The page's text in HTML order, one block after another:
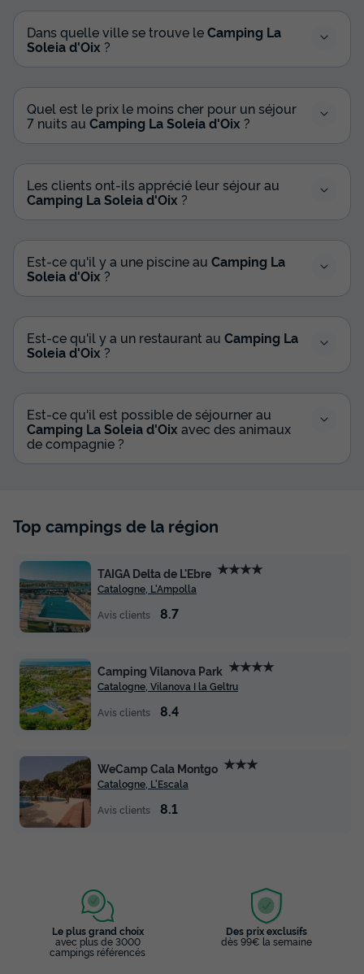
Dans quelle ville se trouve leCamping La
Soleia d'Oix ?
Quel est le prix le moins cher pour un séjour
7 nuits au Camping La Soleia d'Oix ?
Les clients ont-ils apprécié leur séjour au
Camping La Soleia d'Oix ?
Est-ce qu'il y a une piscine au Camping La
Soleia d'Oix?
Est-ce qu'il y a un restaurant au Camping La
Soleia d'Oix?
Est-ce qu'il est possible de séjourner au
Camping La Soleia d'Oix avec des animaux
de compagnie ?
Top campings de la région
TAIGA Delta de L'Ebre ★★★★
Catalogne, L'Ampolla
Avis clients
8.7
Camping Vilanova Park ★★★★
Catalogne, Vilanova I la Geltru
Avis clients
8.4
WeCamp Cala Montgo ★★★
Catalogne, L'Escala
Avis clients
8.1
Le plus grand choix
avec plus de 3000
campings référencés
Des prix exclusifs
dès 99€ la semaine